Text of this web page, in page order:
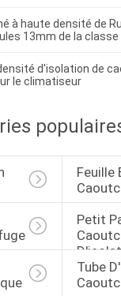
à haute densité de
13mm de la classe
d'isolation de
le climatiseur
Feuille
Petit
Tube